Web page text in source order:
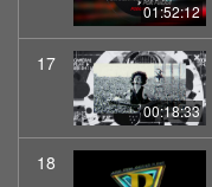
01:52:12
17
00:18:33
18